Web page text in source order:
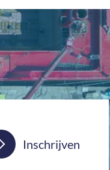
Inschrijven